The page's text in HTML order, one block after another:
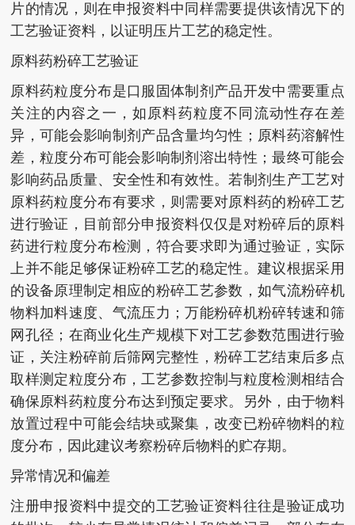
片的情况，则在申报资料中同样需要提供该情况下的
工艺验证资料，以证明压片工艺的稳定性。
原料药粉碎工艺验证
原料药粒度分布是口服固体制剂产品开发中需要重点
关注的内容之一，如原料药粒度不同流动性存在差
异，可能会影响制剂产品含量均匀性；原料药溶解性
差，粒度分布可能会影响制剂溶出特性；最终可能会
影响药品质量、安全性和有效性。若制剂生产工艺对
原料药粒度分布有要求，则需要对原料药的粉碎工艺
进行验证，目前部分申报资料仅仅是对粉碎后的原料
药进行粒度分布检测，符合要求即为通过验证，实际
上并不能足够保证粉碎工艺的稳定性。建议根据采用
的设备原理制定相应的粉碎工艺参数，如气流粉碎机
物料加料速度、气流压力；万能粉碎机粉碎转速和筛
网孔径；在商业化生产规模下对工艺参数范围进行验
证，关注粉碎前后筛网完整性，粉碎工艺结束后多点
取样测定粒度分布，工艺参数控制与粒度检测相结合
确保原料药粒度分布达到预定要求。另外，由于物料
放置过程中可能会结块或聚集，改变已粉碎物料的粒
度分布，因此建议考察粉碎后物料的贮存期。
异常情况和偏差
注册申报资料中提交的工艺验证资料往往是验证成功